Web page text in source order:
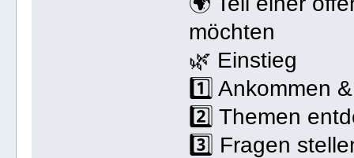
möchten
🌿 Einstieg
1️⃣ Ankommen
2️⃣ Themen
3️⃣ Fragen